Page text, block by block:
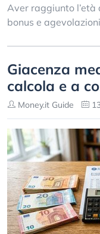
Aver raggiunto
bonus e
Giacenza
calcola e a
Money.it Guide